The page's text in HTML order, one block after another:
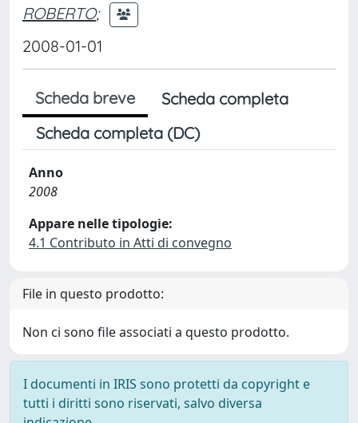
ROBERTO;
2008-01-01
Scheda breve
Scheda completa
Scheda completa (DC)
Anno
2008
Appare nelle tipologie:
4.1 Contributo in Atti di convegno
File in questo prodotto:
Non ci sono file associati a questo prodotto.
I documenti in IRIS sono protetti da copyright e
tutti i diritti sono riservati, salvo diversa